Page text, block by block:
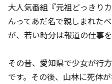
大人気番組『元祖どっきり
んってあだ名で親しまれた
が、若い時分は報道の仕事
その昔、愛知県で少女が行
です。その後、山林に死体